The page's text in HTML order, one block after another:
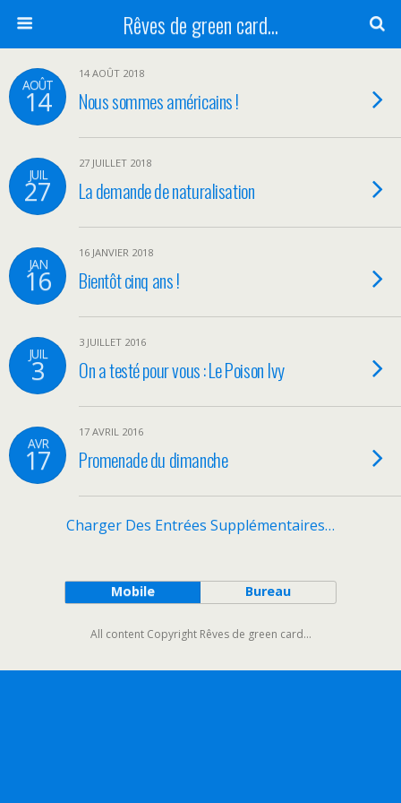
Rêves de green card...
AOÛT
14
14 AOÛT 2018
Nous sommes américains !
JUIL
27
27 JUILLET 2018
La demande de naturalisation
JAN
16
16 JANVIER 2018
Bientôt cinq ans !
JUIL
3
3 JUILLET 2016
On a testé pour vous : Le Poison Ivy
AVR
17
17 AVRIL 2016
Promenade du dimanche
Charger Des Entrées Supplémentaires…
Mobile Bureau
All content Copyright Rêves de green card...